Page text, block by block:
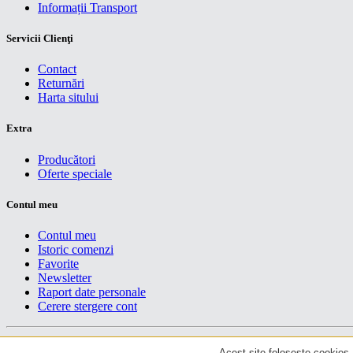
Informații Transport
Servicii Clienţi
Contact
Returnări
Harta sitului
Extra
Producători
Oferte speciale
Contul meu
Contul meu
Istoric comenzi
Favorite
Newsletter
Raport date personale
Cerere stergere cont